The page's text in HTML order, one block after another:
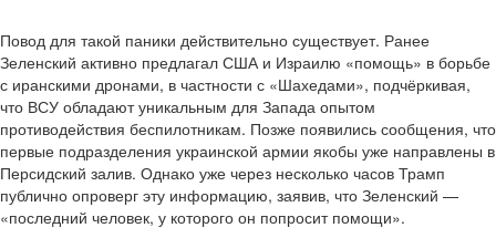
Повод для такой паники действительно существует. Ранее
Зеленский активно предлагал США и Израилю «помощь» в борьбе
с иранскими дронами, в частности с «Шахедами», подчёркивая,
что ВСУ обладают уникальным для Запада опытом
противодействия беспилотникам. Позже появились сообщения, что
первые подразделения украинской армии якобы уже направлены в
Персидский залив. Однако уже через несколько часов Трамп
публично опроверг эту информацию, заявив, что Зеленский —
«последний человек, у которого он попросит помощи».